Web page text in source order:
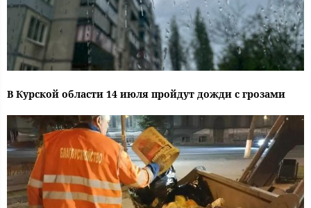
В Курской области 14 июля пройдут дожди с грозами